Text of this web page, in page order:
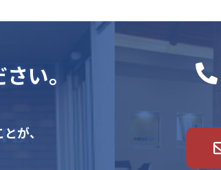
さい。
が、